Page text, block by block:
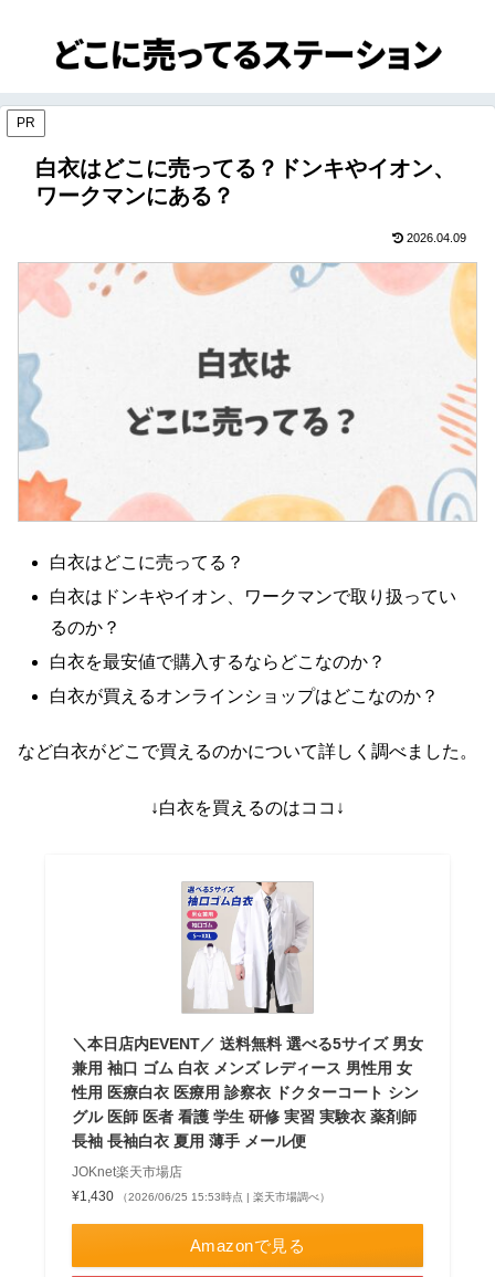
PR
白衣はどこに売ってる？ドンキやイオン、
ワークマンにある？
2026.04.09
白衣はどこに売ってる？
白衣はドンキやイオン、ワークマンで取り扱ってい
るのか？
白衣を最安値で購入するならどこなのか？
白衣が買えるオンラインショップはどこなのか？
など白衣がどこで買えるのかについて詳しく調べました。
↓白衣を買えるのはココ↓
＼本日店内EVENT／ 送料無料 選べる5サイズ 男女
兼用 袖口 ゴム 白衣 メンズ レディース 男性用 女
性用 医療白衣 医療用 診察衣 ドクターコート シン
グル 医師 医者 看護 学生 研修 実習 実験衣 薬剤師
長袖 長袖白衣 夏用 薄手 メール便
JOKnet楽天市場店
¥1,430
（2026/06/25 15:53時点 | 楽天市場調べ）
Amazonで見る